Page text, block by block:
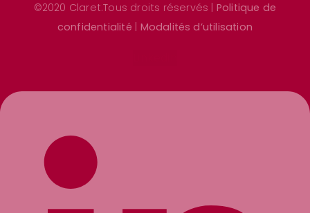
©2020 Claret.Tous droits réservés | Politique de
confidentialité
Modalités d’utilisation